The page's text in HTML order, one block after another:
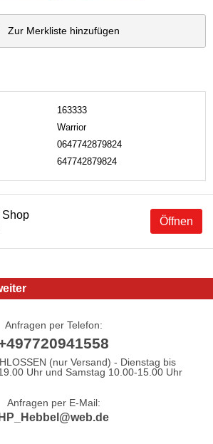
Zur Merkliste hinzufügen
163333
Warrior
0647742879824
647742879824
Öffnen
Shop
Anfragen per Telefon:
(nur Versand) - Dienstag bis
Uhr und Samstag 10.00-15.00 Uhr
Anfragen per E-Mail:
HP_Hebbel@web.de